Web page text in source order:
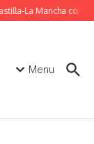
La Mancha con
Menu